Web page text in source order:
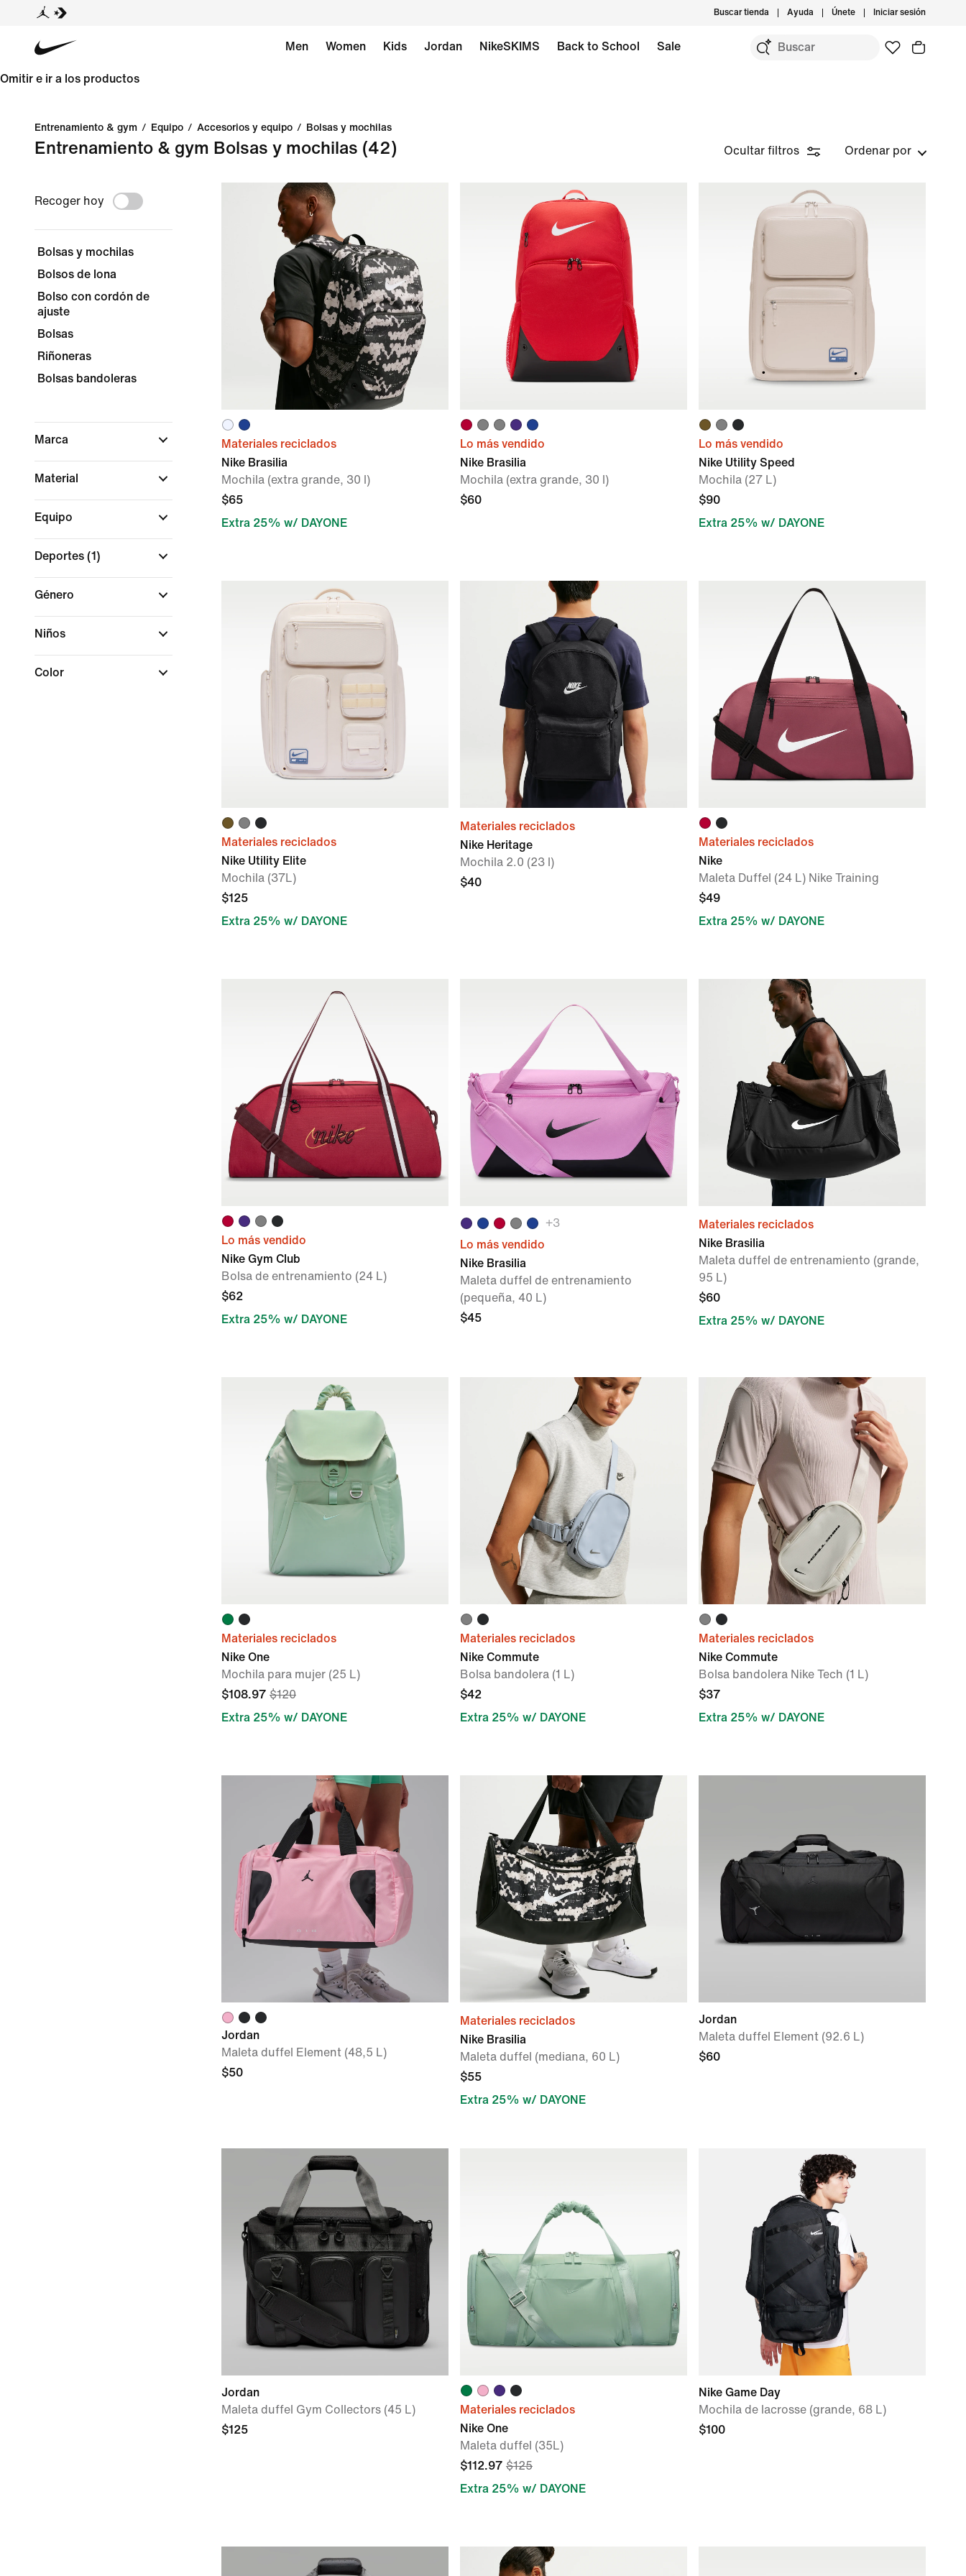
Buscar tienda Ayuda Únete Iniciar sesión
Men Women Kids Jordan NikeSKIMS Back to School Sale
Omitir e ir a los productos
Entrenamiento & gym / Equipo / Accesorios y equipo / Bolsas y mochilas
Entrenamiento & gym Bolsas y mochilas (42) Ocultar filtros Ordenar por
Recoger hoy
Bolsas y mochilas
Bolsos de lona
Bolso con cordón de
ajuste
Bolsas
Riñoneras
Bolsas bandoleras
Marca
Material
Equipo
Deportes (1)
Género
Niños
Color
Materiales reciclados
Nike Brasilia
Mochila (extra grande, 30 l)
$65
Extra 25% w/ DAYONE
Lo más vendido
Nike Brasilia
Mochila (extra grande, 30 l)
$60
Lo más vendido
Nike Utility Speed
Mochila (27 L)
$90
Extra 25% w/ DAYONE
Materiales reciclados
Nike Utility Elite
Mochila (37L)
$125
Extra 25% w/ DAYONE
Materiales reciclados
Nike Heritage
Mochila 2.0 (23 l)
$40
Materiales reciclados
Nike
Maleta Duffel (24 L) Nike Training
$49
Extra 25% w/ DAYONE
Lo más vendido
Nike Gym Club
Bolsa de entrenamiento (24 L)
$62
Extra 25% w/ DAYONE
+3
Lo más vendido
Nike Brasilia
Maleta duffel de entrenamiento
(pequeña, 40 L)
$45
Materiales reciclados
Nike Brasilia
Maleta duffel de entrenamiento (grande,
95 L)
$60
Extra 25% w/ DAYONE
Materiales reciclados
Nike One
Mochila para mujer (25 L)
$108.97 $120
Extra 25% w/ DAYONE
Materiales reciclados
Nike Commute
Bolsa bandolera (1 L)
$42
Extra 25% w/ DAYONE
Materiales reciclados
Nike Commute
Bolsa bandolera Nike Tech (1 L)
$37
Extra 25% w/ DAYONE
Jordan
Maleta duffel Element (48,5 L)
$50
Materiales reciclados
Nike Brasilia
Maleta duffel (mediana, 60 L)
$55
Extra 25% w/ DAYONE
Jordan
Maleta duffel Element (92.6 L)
$60
Jordan
Maleta duffel Gym Collectors (45 L)
$125
Materiales reciclados
Nike One
Maleta duffel (35L)
$112.97 $125
Extra 25% w/ DAYONE
Nike Game Day
Mochila de lacrosse (grande, 68 L)
$100